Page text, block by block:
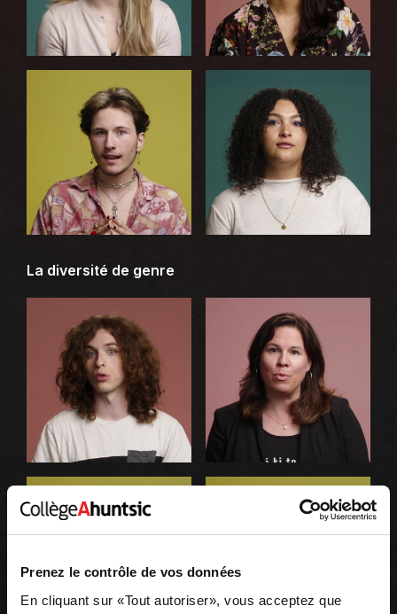
Prenez le contrôle de vos données
En cliquant sur «Tout autoriser», vous acceptez que
La diversité de genre